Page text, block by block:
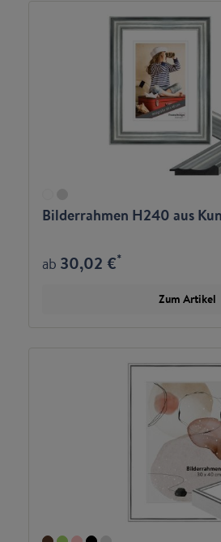
Bilderrahmen H240 aus
ab 30,02 €*
Zum Artikel